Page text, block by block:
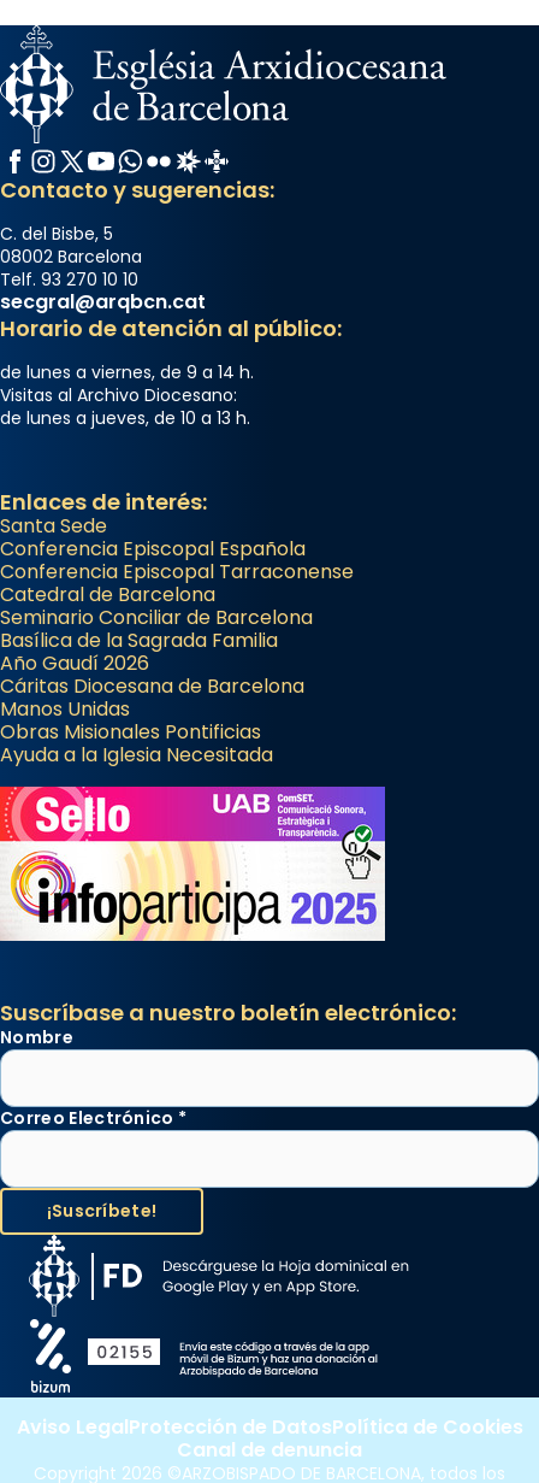
Facebook
Instagram
X / Twitter
YouTube
WhatsApp
FlickrRadio Estel
Catalunya Cristiana
Contacto y sugerencias:
C. del Bisbe, 5
08002 Barcelona
Telf. 93 270 10 10
secgral@arqbcn.cat
Horario de atención al público:
de lunes a viernes, de 9 a 14 h.
Visitas al Archivo Diocesano:
de lunes a jueves, de 10 a 13 h.
Enlaces de interés:
Santa Sede
Conferencia Episcopal Española
Conferencia Episcopal Tarraconense
Catedral de Barcelona
Seminario Conciliar de Barcelona
Basílica de la Sagrada Familia
Año Gaudí 2026
Cáritas Diocesana de Barcelona
Manos Unidas
Obras Misionales Pontificias
Ayuda a la Iglesia Necesitada
Suscríbase a nuestro boletín electrónico:
Nombre
Correo Electrónico *
Copyright 2026 ©ARZOBISPADO DE BARCELONA, todos los
Aviso LegalProtección de DatosPolítica de Cookies
Canal de denuncia